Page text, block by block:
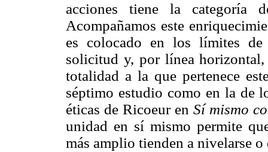
acciones tiene la categoría
Acompañamos este
es colocado en los límites
solicitud y, por línea
totalidad a la que pertenece
séptimo estudio como en la de
éticas de Ricoeur en Sí mismo
unidad en sí mismo permite
más amplio tienden a nivelarse